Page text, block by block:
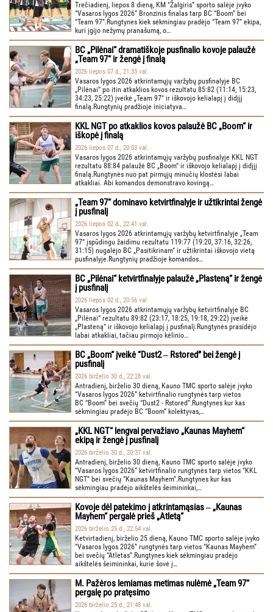
Trečiadienį, liepos 8 dieną, KM “Žalgiris” sporto salėje įvyko
“Vasaros lygos 2026” Bronzinis finalas tarp BC “Boom” bei
“Team 97”.Rungtynes kiek sėkmingiau pradėjo “Team 97” ekipa,
kuri įgijo nežymų pranašumą, o…
BC „Pilėnai“ dramatiškoje pusfinalio kovoje palaužė
„Team 97“ ir žengė į finalą
2026 liepos 07 d., 21:33 val.
Vasaros lygos 2026 atkrintamųjų varžybų pusfinalyje BC
„Pilėnai“ po itin atkaklios kovos rezultatu 85:82 (11:14, 15:23,
34:23, 25:22) įveikė „Team 97“ ir iškovojo kelialapį į didįjį
finalą.Rungtynių pradžioje iniciatyva…
KKL NGT po atkaklios kovos palaužė BC „Boom“ ir
iškopė į finalą
2026 liepos 07 d., 20:03 val.
Vasaros lygos 2026 atkrintamųjų varžybų pusfinalyje KKL NGT
rezultatu 88:84 palaužė BC „Boom“ ir iškovojo kelialapį į didįjį
finalą.Rungtynės nuo pat pirmųjų minučių klostėsi labai
atkakliai. Abi komandos demonstravo kovingą…
„Team 97“ dominavo ketvirtfinalyje ir užtikrintai žengė
į pusfinalį
2026 liepos 02 d., 22:41 val.
Vasaros lygos 2026 atkrintamųjų varžybų ketvirtfinalyje „Team
97“ įspūdingu žaidimu rezultatu 119:77 (19:20, 37:16, 32:26,
31:15) nugalėjo BC „Pasitikrinam“ ir užtikrintai iškovojo vietą
pusfinalyje.Rungtynių pradžioje komandos…
BC „Pilėnai“ ketvirtfinalyje palaužė „Plasteną“ ir žengė
į pusfinalį
2026 liepos 02 d., 20:56 val.
Vasaros lygos 2026 atkrintamųjų varžybų ketvirtfinalyje BC
„Pilėnai“ rezultatu 89:82 (23:17, 18:25, 19:18, 29:22) įveikė
„Plasteną“ ir iškovojo kelialapį į pusfinalį.Rungtynės prasidėjo
labai atkakliai, tačiau pirmojo kėlinio…
BC „Boom“ įveikė “Dust2 ‒ Rstored” bei žengė į
pusfinalį
2026 birželio 30 d., 22:28 val.
Antradienį, birželio 30 dieną, Kauno TMC sporto salėje įvyko
“Vasaros lygos 2026” ketvirtfinalio rungtynės tarp vietos
BC “Boom” bei svečių “Dust2 - Rstored”.Rungtynes kur kas
sėkmingiau pradėjo BC “Boom” kolektyvas,…
„KKL NGT“ lengvai pervažiavo „Kaunas Mayhem“
ekipą ir žengė į pusfinalį
2026 birželio 30 d., 20:37 val.
Antradienį, birželio 30 dieną, Kauno TMC sporto salėje įvyko
“Vasaros lygos 2026” ketvirtfinalio rungtynės tarp vietos “KKL
NGT” bei svečių “Kaunas Mayhem”.Rungtynes kur kas
sėkmingiau pradėjo aikštelės šeimininkai,…
Kovoje dėl patekimo į atkrintamąsias ‒ „Kaunas
Mayhem“ pergalė prieš „Atletą“
2026 birželio 25 d., 22:54 val.
Ketvirtadienį, birželio 25 dieną, Kauno TMC sporto salėje įvyko
“Vasaros lygos 2026” rungtynės tarp vietos “Kaunas Mayhem”
bei svečių “Atletas”.Rungtynes kiek sėkmingiau pradėjo
aikštelės šeimininkai, kurie šovė į…
M. Pažėros lemiamas metimas nulėmė „Team 97“
pergalę po pratęsimo
2026 birželio 25 d., 21:48 val.